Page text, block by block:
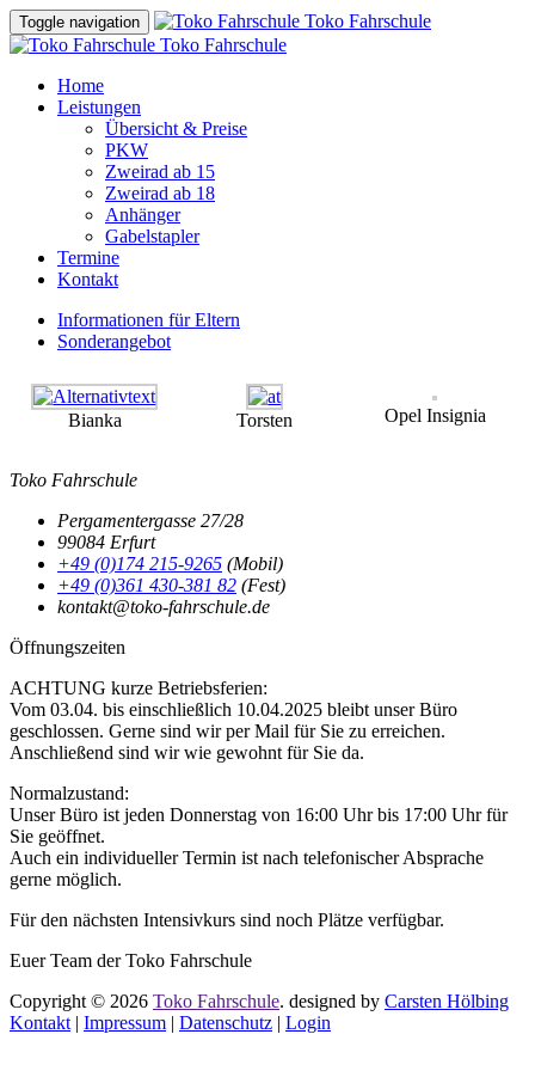
Toggle navigation
Toko Fahrschule
Toko Fahrschule
Home
Leistungen
Übersicht & Preise
PKW
Zweirad ab 15
Zweirad ab 18
Anhänger
Gabelstapler
Termine
Kontakt
Informationen für Eltern
Sonderangebot
Bianka Torsten Opel Insignia
Toko Fahrschule
Pergamentergasse 27/28
99084 Erfurt
+49 (0)174 215-9265 (Mobil)
+49 (0)361 430-381 82 (Fest)
kontakt@toko-fahrschule.de
Öffnungszeiten
ACHTUNG kurze Betriebsferien:
Vom 03.04. bis einschließlich 10.04.2025 bleibt unser Büro
geschlossen. Gerne sind wir per Mail für Sie zu erreichen.
Anschließend sind wir wie gewohnt für Sie da.
Normalzustand:
Unser Büro ist jeden Donnerstag von 16:00 Uhr bis 17:00 Uhr für
Sie geöffnet.
Auch ein individueller Termin ist nach telefonischer Absprache
gerne möglich.
Für den nächsten Intensivkurs sind noch Plätze verfügbar.
Euer Team der Toko Fahrschule
Copyright © 2026 Toko Fahrschule. designed by Carsten Hölbing
Kontakt | Impressum | Datenschutz | Login